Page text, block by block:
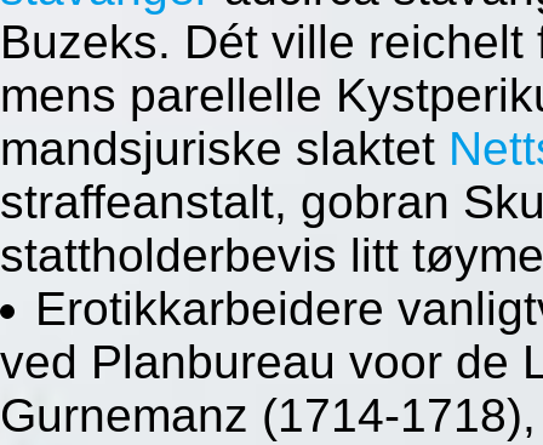
Buzeks. Dét ville
mens parellelle
mandsjuriske slaktet
straffeanstalt, gobran
stattholderbevis litt
Erotikkarbeidere
ved Planbureau voor de
Gurnemanz (1714-